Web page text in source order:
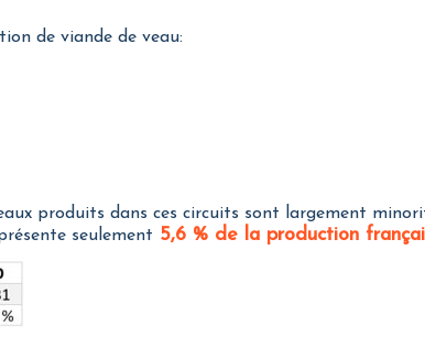
de viande de veau:
produits dans ces circuits sont largement
seulement 5,6 % de la production